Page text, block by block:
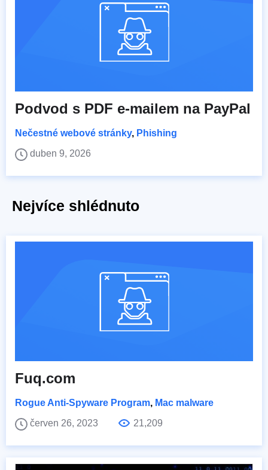
Podvod s PDF e-mailem na PayPal
Nečestné webové stránky, Phishing
duben 9, 2026
Nejvíce shlédnuto
Fuq.com
Rogue Anti-Spyware Program, Mac malware
červen 26, 2023
21,209